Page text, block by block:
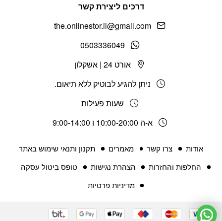
אודות צרו קשר מאמרים
תקנון ותנאי שימוש באתר
החלפות והחזרות
הצהרת נגישות
טופס ביטול עסקה
מדיניות פרטיות
דרכים ליצירת קשר
the.onlinestor.il@gmail.com
0503336049
אורט 24 | אשקלון
ניתן להגיע לבוטיק ללא תיאום.
שעות פעילות
א-ה 10:00-20:00 ו 9:00-14:00